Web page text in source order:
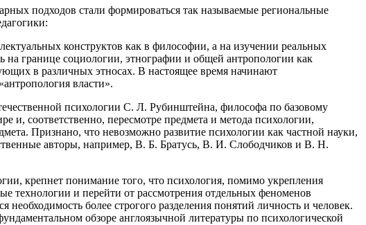
подходов стали формироваться так называемые региональные
конструктов как в философии, а на изучении реальных
границе социологии, этнографии и общей антропологии как
в различных этносах. В настоящее время начинают
власти».
психологии С. Л. Рубинштейна, философа по базовому
и, соответственно, пересмотре предмета и метода психологии,
Признано, что невозможно развитие психологии как частной науки,
авторы, например, В. Б. Братусь, В. И. Слободчиков и В. Н.
крепнет понимание того, что психология, помимо укрепления
технологии и перейти от рассмотрения отдельных феноменов
необходимость более строгого разделения понятий личность и человек.
обзоре англоязычной литературы по психологической